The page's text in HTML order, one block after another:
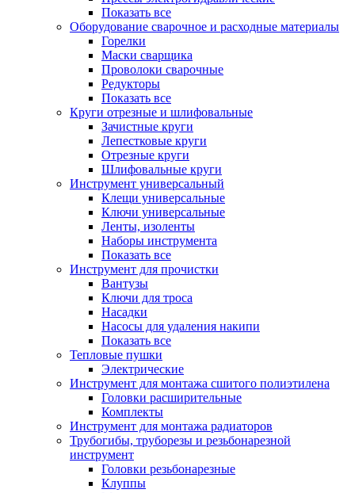
Показать все
Оборудование сварочное и расходные материалы
Горелки
Маски сварщика
Проволоки сварочные
Редукторы
Показать все
Круги отрезные и шлифовальные
Зачистные круги
Лепестковые круги
Отрезные круги
Шлифовальные круги
Инструмент универсальный
Клещи универсальные
Ключи универсальные
Ленты, изоленты
Наборы инструмента
Показать все
Инструмент для прочистки
Вантузы
Ключи для троса
Насадки
Насосы для удаления накипи
Показать все
Тепловые пушки
Электрические
Инструмент для монтажа сшитого полиэтилена
Головки расширительные
Комплекты
Инструмент для монтажа радиаторов
Трубогибы, труборезы и резьбонарезной
инструмент
Головки резьбонарезные
Клуппы